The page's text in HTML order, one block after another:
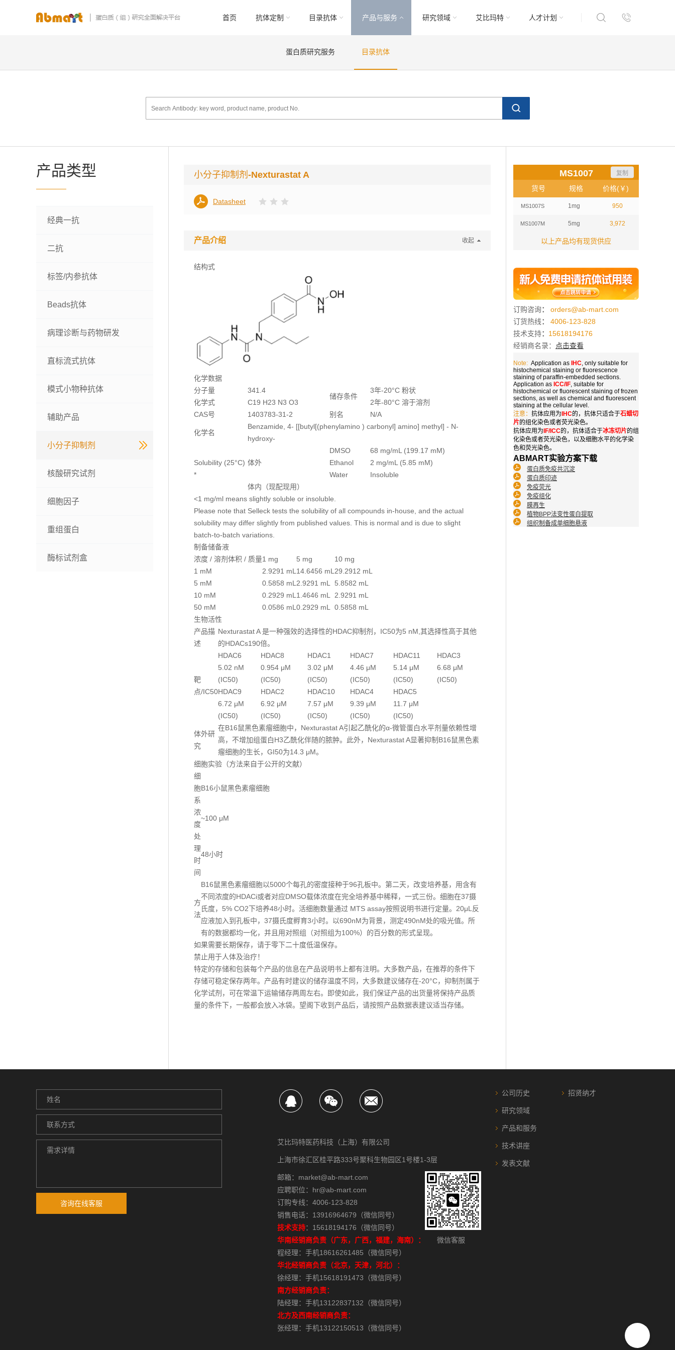
首页 抗体定制 目录抗体 产品与服务 研究领域 艾比玛特 人才计划
蛋白质研究服务 目录抗体
产品类型
经典一抗
二抗
标签/内参抗体
Beads抗体
病理诊断与药物研发
直标流式抗体
模式小物种抗体
辅助产品
小分子抑制剂
核酸研究试剂
细胞因子
重组蛋白
酶标试剂盒
MS1007 复制
货号 规格 价格(￥)
MS1007S 1mg 950
MS1007M 5mg 3,972
以上产品均有现货供应
订购咨询：
orders@ab-mart.com
订货热线：
4006-123-828
技术支持： 15618194176
经销商名录：
点击查看
Note: Application as IHC, only suitable for
histochemical staining or fluorescence
staining of paraffin-embedded sections.
Application as ICC/IF, suitable for
histochemical or fluorescent staining of frozen
sections, as well as chemical and fluorescent
staining at the cellular level.
注意： 抗体应用为 IHC的，抗体只适合于石蜡切
片的组化染色或者荧光染色。
抗体应用为 IF/ICC的，抗体适合于冰冻切片的组
化染色或者荧光染色，以及细胞水平的化学染
色和荧光染色。
ABMART实验方案下载
蛋白质免疫共沉淀
蛋白质印迹
免疫荧光
免疫组化
膜再生
植物BPP法变性蛋白提取
组织制备成单细胞悬液
小分子抑制剂 -Nexturastat A
Datasheet
产品介绍 收起
结构式
化学数据
分子量
341.4
储存条件
3年-20°C 粉状
2年-80°C 溶于溶剂
化学式
C19 H23 N3 O3
CAS号
1403783-31-2 别名 N/A
化学名
Benzamide, 4- [[butyl[(phenylamino ) carbonyl] amino] methyl] - N-
hydroxy-
Solubility (25°C)
*
体外
DMSO
68 mg/mL (199.17 mM)
Ethanol
2 mg/mL (5.85 mM)
Water
Insoluble
体内（现配现用）
<1 mg/ml means slightly soluble or insoluble.
Please note that Selleck tests the solubility of all compounds in-house, and the actual
solubility may differ slightly from published values. This is normal and is due to slight
batch-to-batch variations.
制备储备液
浓度 / 溶剂体积 / 质量1 mg 5 mg
10 mg
1 mM
2.9291 mL14.6456 mL29.2912 mL
5 mM
0.5858 mL2.9291 mL 5.8582 mL
10 mM
0.2929 mL1.4646 mL 2.9291 mL
50 mM
0.0586 mL0.2929 mL 0.5858 mL
生物活性
产品描
述
Nexturastat A 是一种强效的选择性的HDAC抑制剂，IC50为5 nM,其选择性高于其他
的HDACs190倍。
靶
点/IC50
HDAC6 HDAC8 HDAC1 HDAC7 HDAC11
HDAC3
5.02 nM
(IC50)
0.954 μM
(IC50)
3.02 μM
(IC50)
4.46 μM
(IC50)
5.14 μM
(IC50)
6.68 μM
(IC50)
HDAC9
HDAC2 HDAC10 HDAC4
HDAC5
6.72 μM
(IC50)
6.92 μM
(IC50)
7.57 μM
(IC50)
9.39 μM
(IC50)
11.7 μM
(IC50)
体外研
究
在B16鼠黑色素瘤细胞中，Nexturastat A引起乙酰化的α-微管蛋白水平剂量依赖性增
高，不增加组蛋白H3乙酰化伴随的脓肿。此外，Nexturastat A显著抑制B16鼠黑色素
瘤细胞的生长，GI50为14.3 μM。
细胞实验（方法来自于公开的文献）
细
胞
系
B16小鼠黑色素瘤细胞
浓
度
~100 μM
处
理
时
间
48小时
方
法
B16鼠黑色素瘤细胞以5000个每孔的密度接种于96孔板中。第二天，改变培养基，用含有
不同浓度的HDACi或者对应DMSO载体浓度在完全培养基中稀释，一式三份。细胞在37摄
氏度，5% CO2下培养48小时。活细胞数量通过 MTS assay按照说明书进行定量。20μL反
应液加入到孔板中，37摄氏度孵育3小时。以690nM为背景，测定490nM处的吸光值。所
有的数据都均一化，并且用对照组（对照组为100%）的百分数的形式呈现。
如果需要长期保存，请于零下二十度低温保存。
禁止用于人体及治疗！
特定的存储和包装每个产品的信息在产品说明书上都有注明。大多数产品，在推荐的条件下
存储可稳定保存两年。产品有时建议的储存温度不同，大多数建议储存在-20°C，抑制剂属于
化学试剂，可在常温下运输储存两周左右。即使如此，我们保证产品的出货量将保持产品质
量的条件下，一般都会放入冰袋。望阁下收到产品后，请按照产品数据表建议适当存储。
咨询在线客服
艾比玛特医药科技（上海）有限公司
上海市徐汇区桂平路333号聚科生物园区1号楼1-3层
邮箱：market@ab-mart.com
应聘职位：hr@ab-mart.com
订购专线：4006-123-828
销售电话：13916964679（微信同号）
技术支持：15618194176（微信同号）
华南经销商负责（广东，广西，福建，海南）：
程经理：手机18616261485（微信同号）
华北经销商负责（北京，天津，河北）：
徐经理：手机15618191473（微信同号）
南方经销商负责：
陆经理：手机13122837132（微信同号）
北方及西南经销商负责：
张经理：手机13122150513（微信同号）
微信客服
公司历史
研究领域
产品和服务
技术讲座
发表文献
招贤纳才